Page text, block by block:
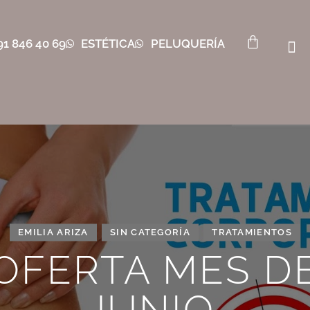
846 40 69 ESTÉTICA PELUQUERÍA
EMILIA ARIZA SIN CATEGORÍA TRATAMIENTOS
MES